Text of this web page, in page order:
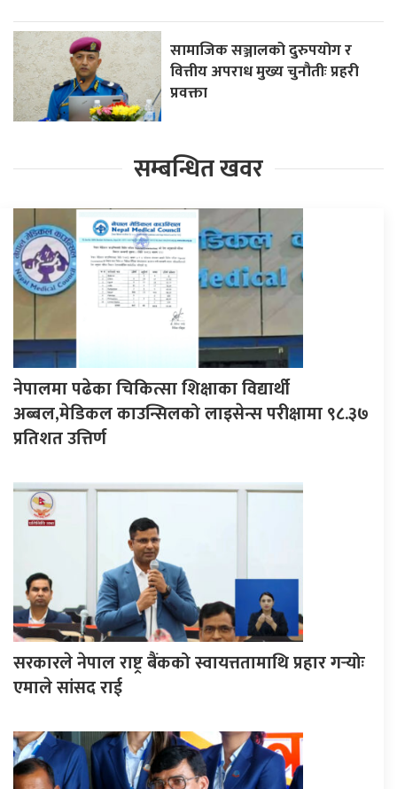
सामाजिक सञ्जालको दुरुपयोग र
वित्तीय अपराध मुख्य चुनौतीः प्रहरी
प्रवक्ता
सम्बन्धित खवर
नेपालमा पढेका चिकित्सा शिक्षाका विद्यार्थी
अब्बल,मेडिकल काउन्सिलको लाइसेन्स परीक्षामा ९८.३७
प्रतिशत उत्तिर्ण
सरकारले नेपाल राष्ट्र बैंकको स्वायत्ततामाथि प्रहार गर्‍योः
एमाले सांसद राई